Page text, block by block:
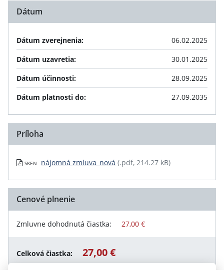
Dátum
Dátum zverejnenia:
06.02.2025
Dátum uzavretia:
30.01.2025
Dátum účinnosti:
28.09.2025
Dátum platnosti do:
27.09.2035
Príloha
SKEN nájomná zmluva_nová (.pdf, 214.27 kB)
Cenové plnenie
Zmluvne dohodnutá čiastka: 27,00 €
Celková čiastka: 27,00 €